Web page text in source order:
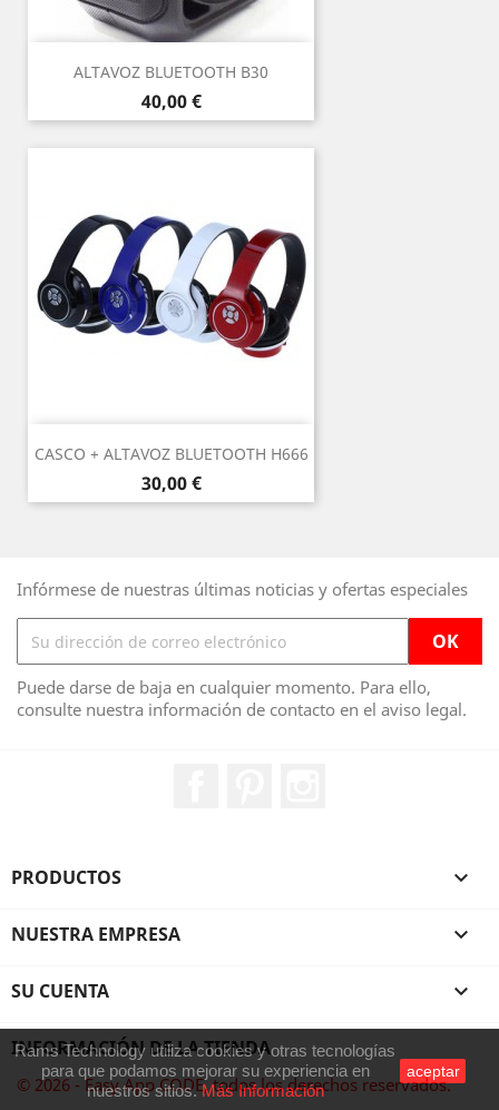
ALTAVOZ BLUETOOTH B30
Precio
40,00 €
CASCO + ALTAVOZ BLUETOOTH H666
Precio
30,00 €
Infórmese de nuestras últimas noticias y ofertas especiales
Puede darse de baja en cualquier momento. Para ello,
consulte nuestra información de contacto en el aviso legal.
PRODUCTOS 
NUESTRA EMPRESA 
SU CUENTA 
INFORMACIÓN DE LA TIENDA
Rams Technology utiliza cookies y otras tecnologías
para que podamos mejorar su experiencia en
nuestros sitios.Más Información
aceptar
© 2026 - Easy App CODE, todos los derechos reservados.